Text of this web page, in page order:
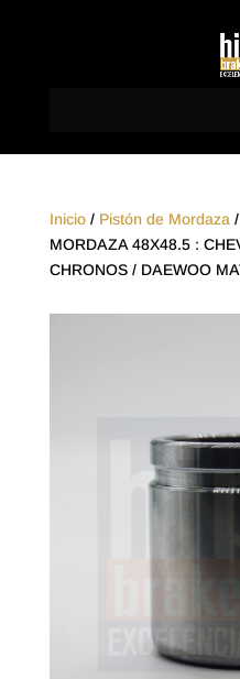
Inicio/ Pistón de Mordaza
MORDAZA 48X48.5 :
CHRONOS / DAEWOO